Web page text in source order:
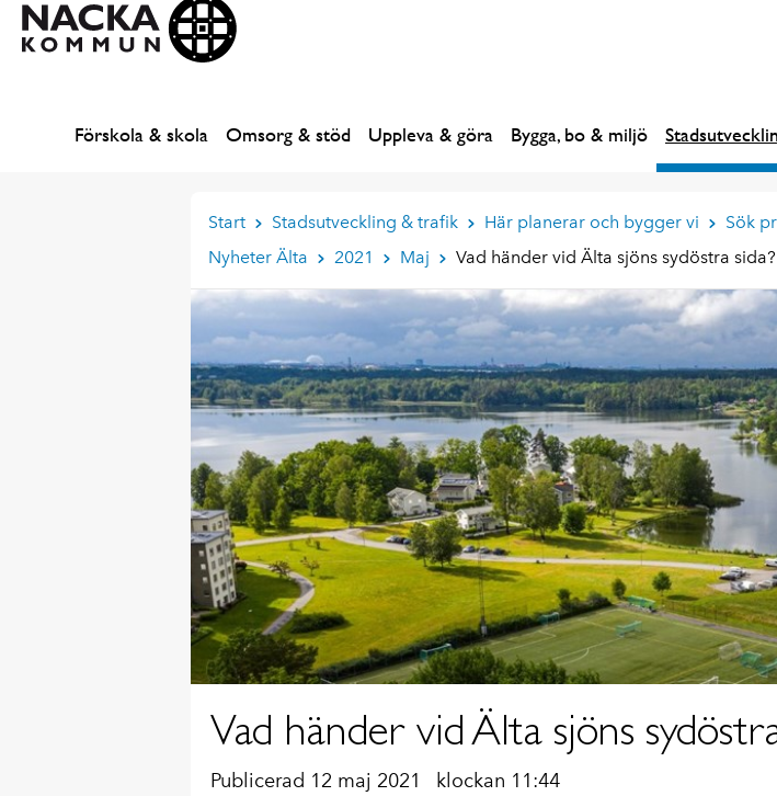
Förskola & skola Omsorg & stöd Uppleva & göra Bygga, bo & miljö
Start Stadsutveckling & trafik Här planerar och bygger vi Sök
Nyheter Älta
2021 Maj Vad händer vid Älta sjöns sydöstra sida?
Vad händer vid Älta sjöns
Publicerad 12 maj 2021 klockan 11:44